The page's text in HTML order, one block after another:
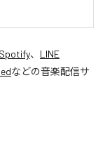
Spotify、 LINE
などの音楽配信サ